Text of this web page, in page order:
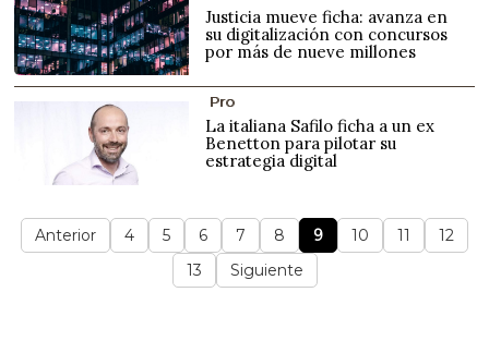
Justicia mueve ficha: avanza en
su digitalización con concursos
por más de nueve millones
Pro
La italiana Safilo ficha a un ex
Benetton para pilotar su
estrategia digital
Anterior 4 5 6 7 8 9 10 11
12
13
Siguiente